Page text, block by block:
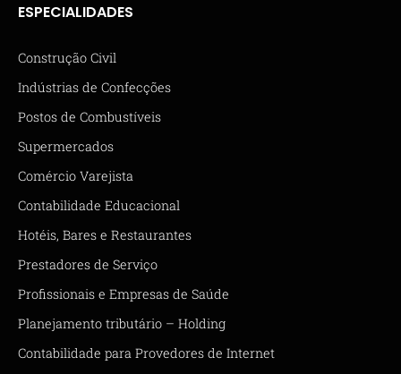
ESPECIALIDADES
Construção Civil
Indústrias de Confecções
Postos de Combustíveis
Supermercados
Comércio Varejista
Contabilidade Educacional
Hotéis, Bares e Restaurantes
Prestadores de Serviço
Profissionais e Empresas de Saúde
Planejamento tributário – Holding
Contabilidade para Provedores de Internet